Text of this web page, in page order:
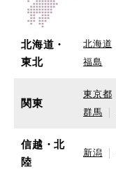
北海道・
東北
北海道
福島
関東
東京都
群馬
信越・北
陸
新潟